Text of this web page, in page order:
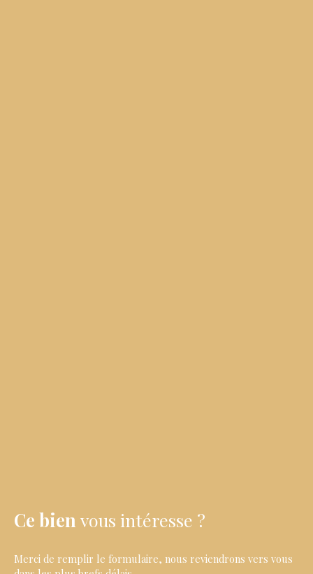
Ce bien vous intéresse ?
Merci de remplir le formulaire, nous reviendrons vers vous